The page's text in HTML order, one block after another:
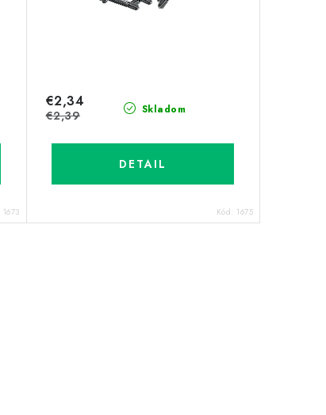
1673
Skladom
€2,34
€2,39
DETAIL
Kód: 1675